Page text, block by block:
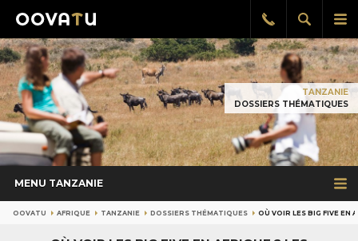
le
Afficher
la
Rappel
gratuit
TANZANIE
DOSSIERS THÉMATIQUES
MENU TANZANIE
OOVATU AFRIQUE TANZANIE DOSSIERS THÉMATIQUES OÙ VOIR LES BIG FIVE EN